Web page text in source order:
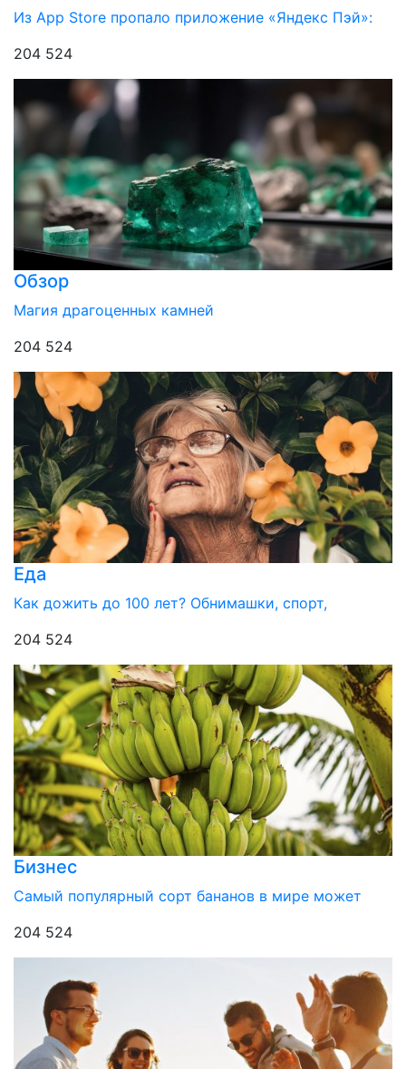
Из App Store пропало приложение «Яндекс Пэй»:
204 524
Обзор
Магия драгоценных камней
204 524
Еда
Как дожить до 100 лет? Обнимашки, спорт,
204 524
Бизнес
Самый популярный сорт бананов в мире может
204 524